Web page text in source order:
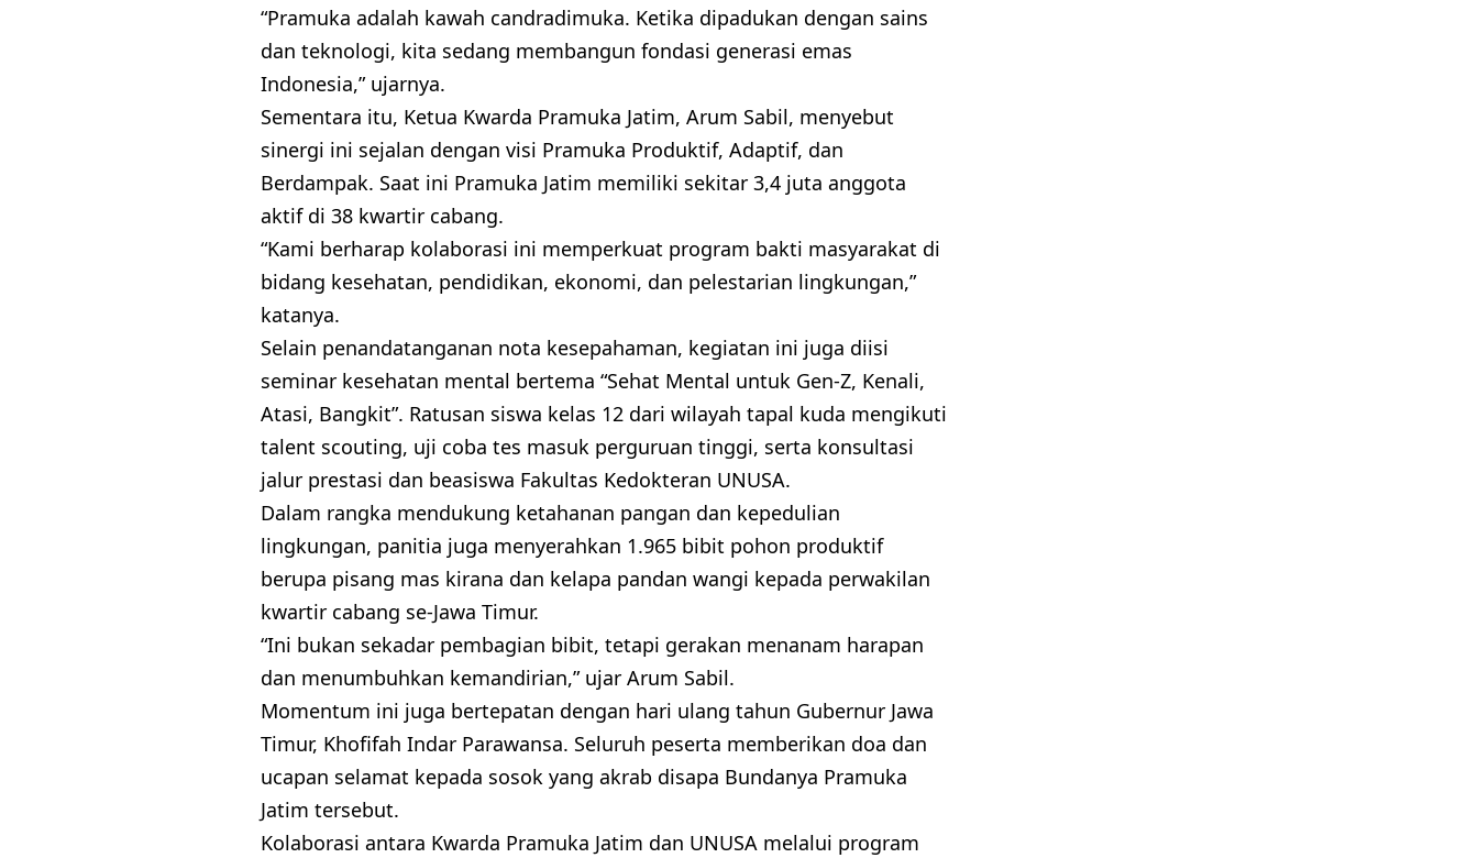
“Pramuka adalah kawah candradimuka. Ketika dipadukan dengan sains
dan teknologi, kita sedang membangun fondasi generasi emas
Indonesia,” ujarnya.
Sementara itu, Ketua Kwarda Pramuka Jatim, Arum Sabil, menyebut
sinergi ini sejalan dengan visi Pramuka Produktif, Adaptif, dan
Berdampak. Saat ini Pramuka Jatim memiliki sekitar 3,4 juta anggota
aktif di 38 kwartir cabang.
“Kami berharap kolaborasi ini memperkuat program bakti masyarakat di
bidang kesehatan, pendidikan, ekonomi, dan pelestarian lingkungan,”
katanya.
Selain penandatanganan nota kesepahaman, kegiatan ini juga diisi
seminar kesehatan mental bertema “Sehat Mental untuk Gen-Z, Kenali,
Atasi, Bangkit”. Ratusan siswa kelas 12 dari wilayah tapal kuda mengikuti
talent scouting, uji coba tes masuk perguruan tinggi, serta konsultasi
jalur prestasi dan beasiswa Fakultas Kedokteran UNUSA.
Dalam rangka mendukung ketahanan pangan dan kepedulian
lingkungan, panitia juga menyerahkan 1.965 bibit pohon produktif
berupa pisang mas kirana dan kelapa pandan wangi kepada perwakilan
kwartir cabang se-Jawa Timur.
“Ini bukan sekadar pembagian bibit, tetapi gerakan menanam harapan
dan menumbuhkan kemandirian,” ujar Arum Sabil.
Momentum ini juga bertepatan dengan hari ulang tahun Gubernur Jawa
Timur, Khofifah Indar Parawansa. Seluruh peserta memberikan doa dan
ucapan selamat kepada sosok yang akrab disapa Bundanya Pramuka
Jatim tersebut.
Kolaborasi antara Kwarda Pramuka Jatim dan UNUSA melalui program